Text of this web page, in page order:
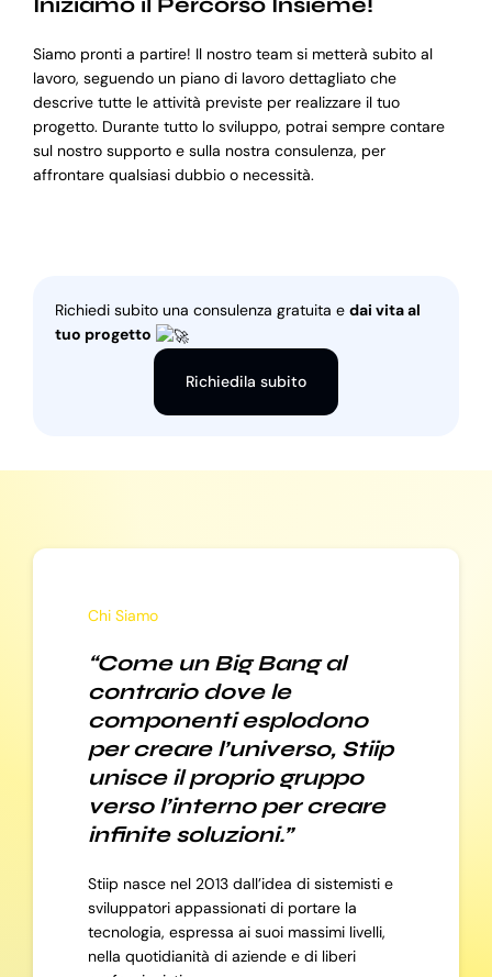
Siamo pronti a partire! Il nostro team si metterà subito al
lavoro, seguendo un piano di lavoro dettagliato che
descrive tutte le attività previste per realizzare il tuo
progetto. Durante tutto lo sviluppo, potrai sempre contare
sul nostro supporto e sulla nostra consulenza, per
affrontare qualsiasi dubbio o necessità.
Richiedi subito una consulenza gratuita e dai vita al
tuo progetto
Richiedila subito
Chi Siamo
“Come un Big Bang al
contrario dove le
componenti esplodono
per creare l’universo, Stiip
unisce il proprio gruppo
verso l’interno per creare
infinite soluzioni.”
Stiip nasce nel 2013 dall’idea di sistemisti e
sviluppatori appassionati di portare la
tecnologia, espressa ai suoi massimi livelli,
nella quotidianità di aziende e di liberi